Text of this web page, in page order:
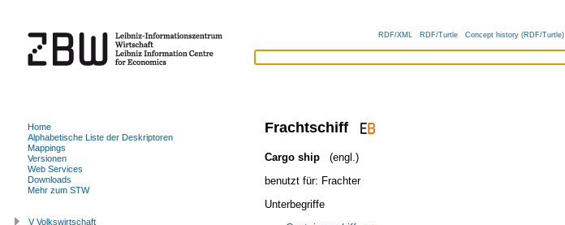
RDF/XML RDF/Turtle Concept history (RDF/Turtle)
Frachtschiff
Cargo ship
(engl.)
benutzt für: Frachter
Unterbegriffe
Home
Alphabetische Liste der Deskriptoren
Mappings
Versionen
Web Services
Downloads
Mehr zum STW
V Volkswirtschaft